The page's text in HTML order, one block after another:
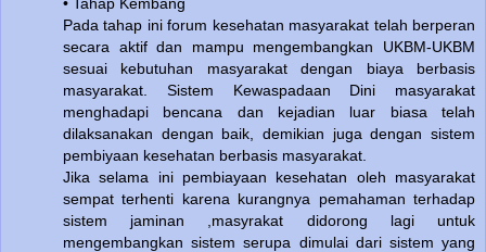
Pada tahap ini forum kesehatan masyarakat telah berperan
secara aktif dan mampu mengembangkan UKBM-UKBM
sesuai kebutuhan masyarakat dengan biaya berbasis
masyarakat. Sistem Kewaspadaan Dini masyarakat
menghadapi bencana dan kejadian luar biasa telah
dilaksanakan dengan baik, demikian juga dengan sistem
pembiyaan kesehatan berbasis masyarakat.
Jika selama ini pembiayaan kesehatan oleh masyarakat
sempat terhenti karena kurangnya pemahaman terhadap
sistem jaminan ,masyrakat didorong lagi untuk
mengembangkan sistem serupa dimulai dari sistem yang